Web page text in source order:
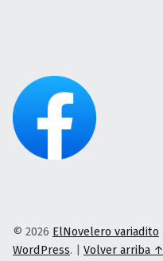
© 2026 ElNovelero variadito
WordPress. | Volver arriba ↑